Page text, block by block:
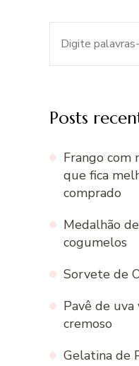
Posts
Frango com
que fica
comprado
Medalhão
cogumelos
Sorvete de
Pavê de
cremoso
Gelatina de